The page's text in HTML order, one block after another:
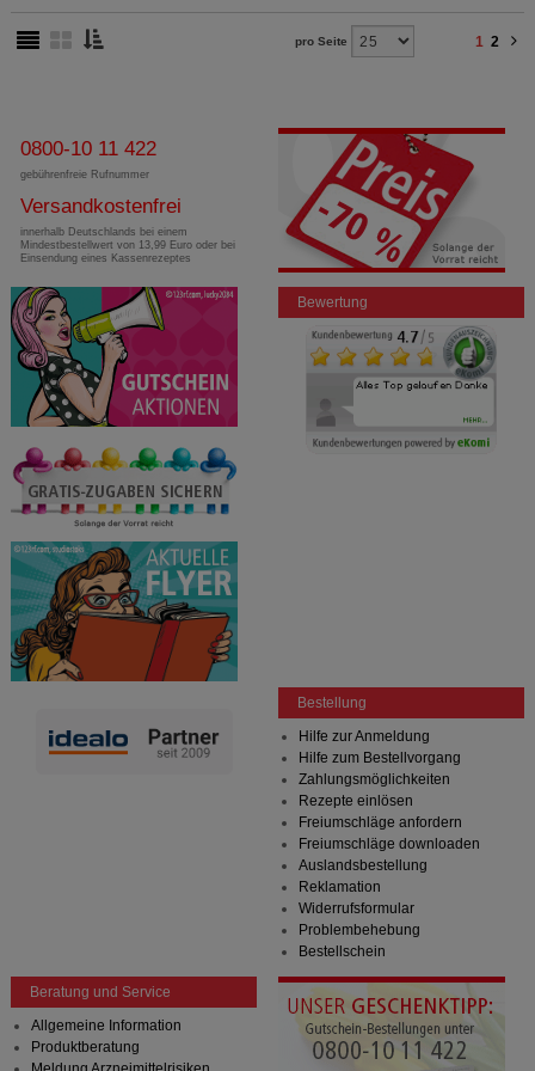
pro Seite 1 2
0800-10 11 422
gebührenfreie Rufnummer
Versandkostenfrei
innerhalb Deutschlands bei einem
Mindestbestellwert von 13,99 Euro oder bei
Einsendung eines Kassenrezeptes
Bewertung
Bestellung
Hilfe zur Anmeldung
Hilfe zum Bestellvorgang
Zahlungsmöglichkeiten
Rezepte einlösen
Freiumschläge anfordern
Freiumschläge downloaden
Auslandsbestellung
Reklamation
Widerrufsformular
Problembehebung
Bestellschein
Beratung und Service
Allgemeine Information
Produktberatung